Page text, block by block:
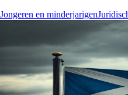
Jongeren en minderjarigen